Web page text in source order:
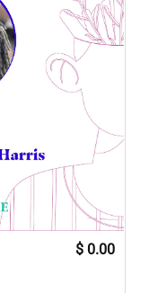
$ 0.00